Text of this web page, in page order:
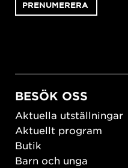
BESÖK OSS
Aktuella utställningar
Aktuellt program
Butik
Barn och unga